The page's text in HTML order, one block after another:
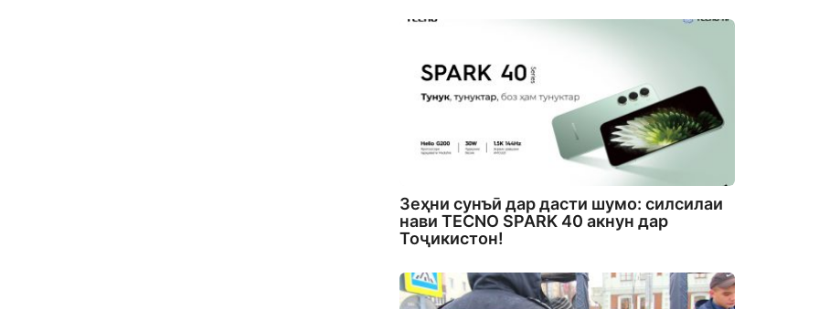
Зеҳни сунъӣ дар дасти шумо: силсилаи
нави TECNO SPARK 40 акнун дар
Тоҷикистон!